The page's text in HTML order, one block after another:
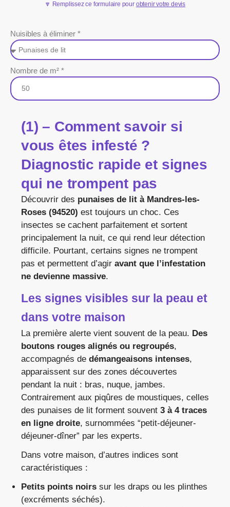
🔽 Remplissez ce formulaire pour obtenir votre devis
Nuisibles à éliminer *
Nombre de m² *
(1) – Comment savoir si
vous êtes infesté ?
Diagnostic rapide et signes
qui ne trompent pas
Découvrir des punaises de lit à Mandres-les-
Roses (94520) est toujours un choc. Ces
insectes se cachent parfaitement et sortent
principalement la nuit, ce qui rend leur détection
difficile. Pourtant, certains signes ne trompent
pas et permettent d’agir avant que l’infestation
ne devienne massive.
Les signes visibles sur la peau et
dans votre maison
La première alerte vient souvent de la peau. Des
boutons rouges alignés ou regroupés,
accompagnés de démangeaisons intenses,
apparaissent sur des zones découvertes
pendant la nuit : bras, nuque, jambes.
Contrairement aux piqûres de moustiques, celles
des punaises de lit forment souvent 3 à 4 traces
en ligne droite, surnommées “petit-déjeuner-
déjeuner-dîner” par les experts.
Dans votre maison, d’autres indices sont
caractéristiques :
Petits points noirs sur les draps ou les plinthes
(excréments séchés).